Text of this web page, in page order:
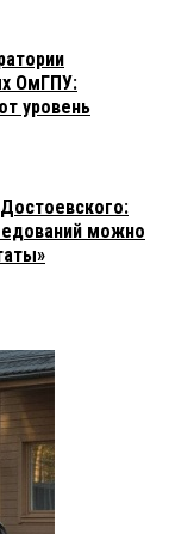
ОмГПУ:
уровень
можно